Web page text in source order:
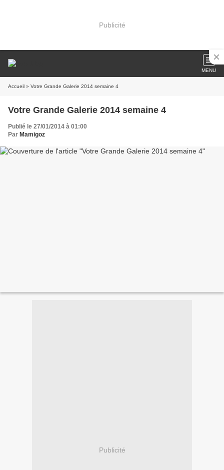
Publicité
MENU
Accueil » Votre Grande Galerie 2014 semaine 4
Votre Grande Galerie 2014 semaine 4
Publié le 27/01/2014 à 01:00
Par Mamigoz
Publicité